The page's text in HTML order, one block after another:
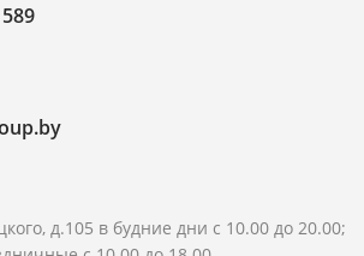
д.105 в будние дни с 10.00 до 20.00;